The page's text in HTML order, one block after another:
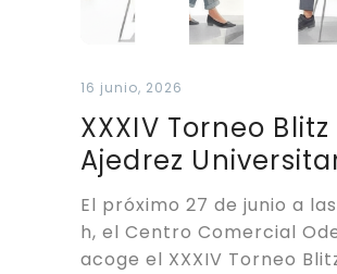
16 junio, 2026
XXXIV Torneo
Ajedrez
El próximo 27 de junio a las
h, el Centro Comercial
acoge el XXXIV Torneo